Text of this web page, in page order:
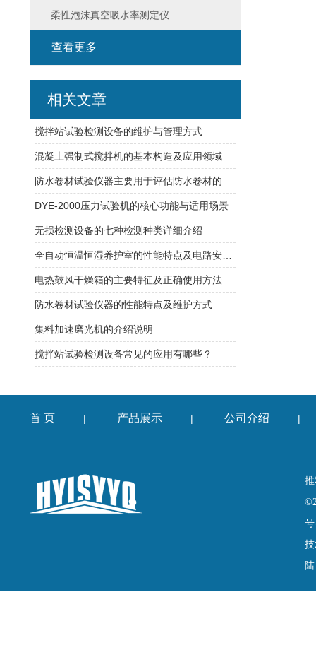
柔性泡沫真空吸水率测定仪
查看更多
相关文章
搅拌站试验检测设备的维护与管理方式
混凝土强制式搅拌机的基本构造及应用领域
DYE-2000压力试验机的核心功能与适用场景
无损检测设备的七种检测种类详细介绍
电热鼓风干燥箱的主要特征及正确使用方法
防水卷材试验仪器的性能特点及维护方式
集料加速磨光机的介绍说明
搅拌站试验检测设备常见的应用有哪些？
首 页 | 产品展示 | 公司介绍 |
号
陆